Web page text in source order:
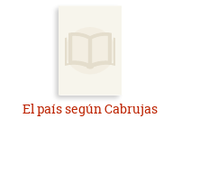
El país según Cabrujas